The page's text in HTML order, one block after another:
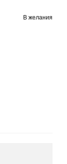
В желания